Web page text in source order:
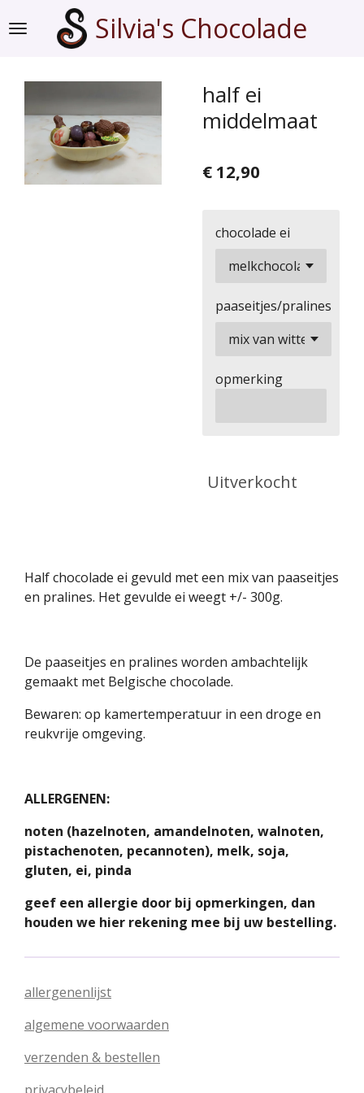
direct
Silvia's Chocolade
half ei
middelmaat
€ 12,90
chocolade ei
paaseitjes/pralines
opmerking
Uitverkocht
Half chocolade ei gevuld met een mix van paaseitjes
en pralines. Het gevulde ei weegt +/- 300g.
De paaseitjes en pralines worden ambachtelijk
gemaakt met Belgische chocolade.
Bewaren: op kamertemperatuur in een droge en
reukvrije omgeving.
ALLERGENEN:
noten (hazelnoten, amandelnoten, walnoten,
pistachenoten, pecannoten), melk, soja,
gluten, ei, pinda
geef een allergie door bij opmerkingen, dan
houden we hier rekening mee bij uw bestelling.
allergenenlijst
algemene voorwaarden
verzenden & bestellen